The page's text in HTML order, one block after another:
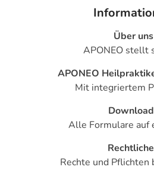
Über uns
APONEO stellt
APONEO
Mit integriertem
Alle Formulare auf
Rechte und Pflichten